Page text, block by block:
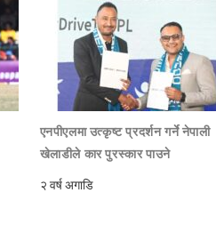
एनपीएलमा उत्कृष्ट प्रदर्शन गर्ने नेपाली
खेलाडीले कार पुरस्कार पाउने
२ वर्ष अगाडि